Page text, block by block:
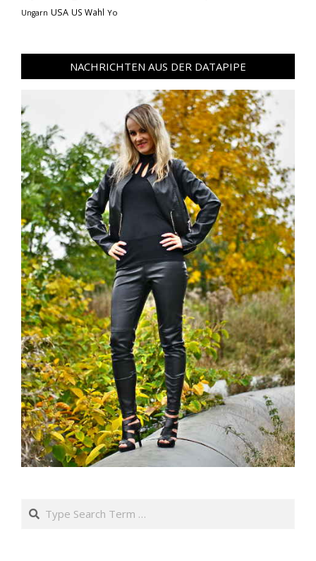
Ungarn USA US Wahl Yo
NACHRICHTEN AUS DER DATAPIPE
Search